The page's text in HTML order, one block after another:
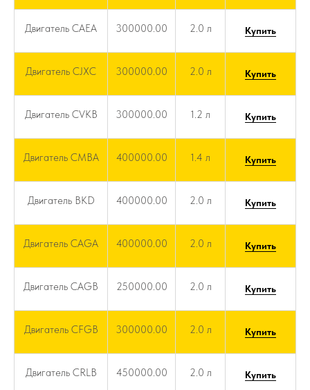
Двигатель CAEA 300000.00 2.0 л Купить
Двигатель CJXC 300000.00 2.0 л Купить
Двигатель CVKB 300000.00 1.2 л Купить
Двигатель CMBA 400000.00 1.4 л Купить
Двигатель BKD 400000.00 2.0 л Купить
Двигатель CAGA 400000.00 2.0 л Купить
Двигатель CAGB 250000.00 2.0 л Купить
Двигатель CFGB 300000.00 2.0 л Купить
Двигатель CRLB 450000.00 2.0 л Купить